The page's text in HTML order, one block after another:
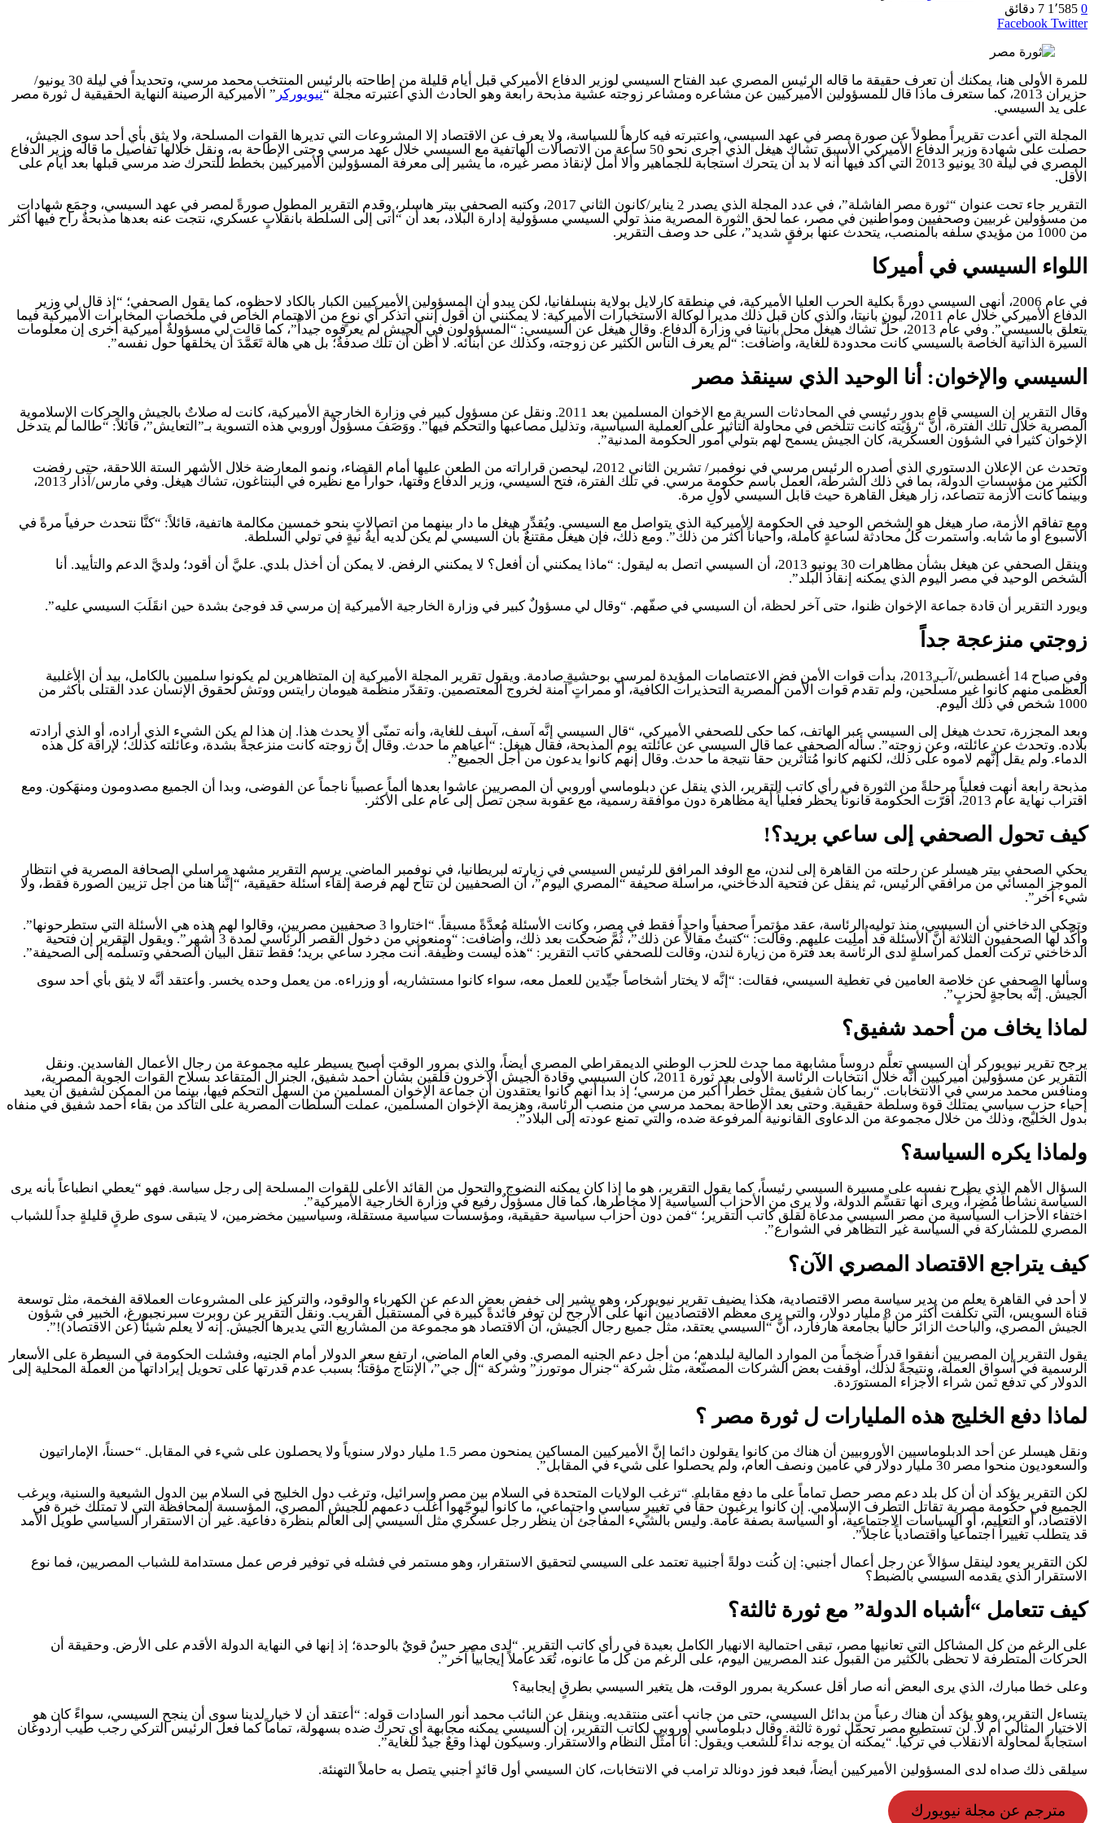
0
7 دقائق
Facebook Twitter
Google+
LinkedIn
مشاركة
البريد
طباعة
للمرة الأولى هنا، يمكنك أن تعرف حقيقة ما قاله الرئيس المصري عبد الفتاح السيسي لوزير الدفاع الأميركي قبل أيام قليلة من إطاحته بالرئيس المنتخب محمد مرسي، وتحديداً في ليلة 30 يونيو/
حزيران 2013، كما ستعرف ماذا قال للمسؤولين الأميركيين عن مشاعره ومشاعر زوجته عشية مذبحة رابعة وهو الحادث الذي اعتبرته مجلة “
نيويوركر ” الأميركية الرصينة النهاية الحقيقية ل ثورة مصر
على يد السيسي.
المجلة التي أعدت تقريراً مطولاً عن صورة مصر في عهد السيسي، واعتبرته فيه كارهاً للسياسة، ولا يعرف عن الاقتصاد إلا المشروعات التي تديرها القوات المسلحة، ولا يثق بأي أحد سوى الجيش،
حصلت على شهادة وزير الدفاع الأميركي الأسبق تشاك هيغل الذي أجرى نحو 50 ساعة من الاتصالات الهاتفية مع السيسي خلال عهد مرسي وحتى الإطاحة به، ونقل خلالها تفاصيل ما قاله وزير الدفاع
المصري في ليلة 30 يونيو 2013 التي أكد فيها أنه لا بد أن يتحرك استجابة للجماهير وألا أمل لإنقاذ مصر غيره، ما يشير إلى معرفة المسؤولين الأميركيين بخطط للتحرك ضد مرسي قبلها بعد أيام على
الأقل.
التقرير جاء تحت عنوان “ثورة مصر الفاشلة”، في عدد المجلة الذي يصدر 2 يناير/كانون الثاني 2017، وكتبه الصحفي بيتر هاسلر، وقدم التقرير المطول صورةً لمصر في عهد السيسي، وجمَع شهادات
من مسؤولين غربيين وصحفيين ومواطنين في مصر، عما لحق الثورة المصرية منذ تولي السيسي مسؤولية إدارة البلاد، بعد أن “أتى إلى السلطة بانقلابٍ عسكري، نتجت عنه بعدها مذبحةٌ راح فيها أكثر
من 1000 من مؤيدي سلفه بالمنصب، يتحدث عنها برفقٍ شديد”، على حد وصف التقرير.
اللواء السيسي في أميركا
في عام 2006، أنهى السيسي دورةً بكلية الحرب العليا الأميركية، في منطقة كارلايل بولاية بنسلفانيا، لكن يبدو أن المسؤولين الأميركيين الكبار بالكاد لاحظوه، كما يقول الصحفي؛ “إذ قال لي وزير
الدفاع الأميركي خلال عام 2011، ليون بانيتا، والذي كان قبل ذلك مديراً لوكالة الاستخبارات الأميركية: لا يمكنني أن أقول إنني أتذكر أي نوعٍ من الاهتمام الخاص في ملخصات المخابرات الأميركية فيما
يتعلق بالسيسي”. وفي عام 2013، حلَّ تشاك هيغل محل بانيتا في وزارة الدفاع. وقال هيغل عن السيسي: “المسؤولون في الجيش لم يعرفوه جيداً”، كما قالت لي مسؤولةٌ أميركية أخرى إن معلومات
السيرة الذاتية الخاصة بالسيسي كانت محدودة للغاية، وأضافت: “لم يعرف الناس الكثير عن زوجته، وكذلك عن أبنائه. لا أظن أن تلك صدفةٌ؛ بل هي هالة تَعَمَّدَ أن يخلقها حول نفسه”.
السيسي والإخوان: أنا الوحيد الذي سينقذ مصر
وقال التقرير إن السيسي قام بدورٍ رئيسي في المحادثات السرية مع الإخوان المسلمين بعد 2011. ونقل عن مسؤول كبير في وزارة الخارجية الأميركية، كانت له صلاتٌ بالجيش والحركات الإسلاموية
المصرية خلال تلك الفترة، أنَّ “رؤيته كانت تتلخص في محاولة التأثير على العملية السياسية، وتذليل مصاعبها والتحكم فيها”. ووَصَفَ مسؤولٌ أوروبي هذه التسوية بـ”التعايش”، قائلاً: “طالما لم يتدخل
الإخوان كثيراً في الشؤون العسكرية، كان الجيش يسمح لهم بتولي أمور الحكومة المدنية”.
وتحدث عن الإعلان الدستوري الذي أصدره الرئيس مرسي في نوفمبر/ تشرين الثاني 2012، ليحصن قراراته من الطعن عليها أمام القضاء، ونمو المعارضة خلال الأشهر الستة اللاحقة، حتى رفضت
الكثير من مؤسساتِ الدولة، بما في ذلك الشرطة، العمل باسم حكومة مرسي. في تلك الفترة، فتح السيسي، وزير الدفاع وقتها، حواراً مع نظيره في البنتاغون، تشاك هيغل. وفي مارس/آذار 2013،
وبينما كانت الأزمة تتصاعد، زار هيغل القاهرة حيث قابل السيسي لأولِ مرة.
ومع تفاقم الأزمة، صار هيغل هو الشخص الوحيد في الحكومة الأميركية الذي يتواصل مع السيسي. ويُقدِّر هيغل ما دار بينهما من اتصالاتٍ بنحو خمسين مكالمة هاتفية، قائلاً: “كنَّا نتحدث حرفياً مرةً في
الأسبوع أو ما شابه. واستمرت كلُ محادثة لساعةٍ كاملة، وأحياناً أكثر من ذلك”. ومع ذلك، فإن هيغل مقتنعٌ بأن السيسي لم يكن لديه أيةُ نيةٍ في تولي السلطة.
وينقل الصحفي عن هيغل بشأن مظاهرات 30 يونيو 2013، أن السيسي اتصل به ليقول: “ماذا يمكنني أن أفعل؟ لا يمكنني الرفض. لا يمكن أن أخذل بلدي. عليَّ أن أقود؛ ولديَّ الدعم والتأييد. أنا
الشخص الوحيد في مصر اليوم الذي يمكنه إنقاذ البلد”.
ويورد التقرير أن قادة جماعة الإخوان ظنوا، حتى آخر لحظة، أن السيسي في صفّهم. “وقال لي مسؤولٌ كبير في وزارة الخارجية الأميركية إن مرسي قد فوجئ بشدة حين انقَلَبَ السيسي عليه”.
زوجتي منزعجة جداً
وفي صباح 14 أغسطس/آب 2013، بدأت قوات الأمن فض الاعتصامات المؤيدة لمرسي بوحشيةٍ صادمة. ويقول تقرير المجلة الأميركية إن المتظاهرين لم يكونوا سلميين بالكامل، بيد أن الأغلبية
العظمى منهم كانوا غير مسلّحين، ولم تقدم قوات الأمن المصرية التحذيرات الكافية، أو ممراتٍ آمنة لخروج المعتصمين. وتقدّر منظمة هيومان رايتس ووتش لحقوق الإنسان عدد القتلى بأكثر من
1000 شخص في ذلك اليوم.
وبعد المجزرة، تحدث هيغل إلى السيسي عبر الهاتف، كما حكى للصحفي الأميركي، “قال السيسي إنَّه آسف، آسف للغاية، وأنه تمنّى ألا يحدث هذا. إن هذا لم يكن الشيء الذي أراده، أو الذي أرادته
بلاده. وتحدث عن عائلته، وعن زوجته”. سأله الصحفي عما قال السيسي عن عائلته يوم المذبحة، فقال هيغل: “أعياهم ما حدث. وقال إنَّ زوجته كانت منزعجةً بشدة، وعائلته كذلك؛ لإراقة كل هذه
الدماء. ولم يقل إنَّهم لاموه على ذلك، لكنهم كانوا مُتأثرين حقاً نتيجة ما حدث. وقال إنهم كانوا يدعون من أجل الجميع”.
مذبحة رابعة أنهت فعلياً مرحلةً من الثورة في رأي كاتب التقرير، الذي ينقل عن دبلوماسي أوروبي أن المصريين عاشوا بعدها ألماً عصبياً ناجماً عن الفوضى، وبدا أن الجميع مصدومون ومنهَكون. ومع
اقتراب نهاية عام 2013، أقرّت الحكومة قانوناً يحظر فعلياً أية مظاهرة دون موافقة رسمية، مع عقوبة سجن تصل إلى عام على الأكثر.
كيف تحول الصحفي إلى ساعي بريد؟!
يحكي الصحفي بيتر هيسلر عن رحلته من القاهرة إلى لندن، مع الوفد المرافق للرئيس السيسي في زيارته لبريطانيا، في نوفمبر الماضي. يرسم التقرير مشهد مراسلي الصحافة المصرية في انتظار
الموجز المسائي من مرافقي الرئيس، ثم ينقل عن فتحية الدخاخني، مراسلة صحيفة “المصري اليوم”، أن الصحفيين لن تتاح لهم فرصة إلقاء أسئلة حقيقية، “إنَّنا هنا من أجل تزيين الصورة فقط، ولا
شيء آخر”.
وتحكي الدخاخني أن السيسي، منذ توليه الرئاسة، عقد مؤتمراً صحفياً واحداً فقط في مصر، وكانت الأسئلة مُعدَّةً مسبقاً. “اختاروا 3 صحفيين مصريين، وقالوا لهم هذه هي الأسئلة التي ستطرحونها”.
وأكَّد لها الصحفيون الثلاثة أنَّ الأسئلة قد أُملِيت عليهم. وقالت: “كتبتُ مقالاً عن ذلك”، ثُمَّ ضحكت بعد ذلك، وأضافت: “ومنعوني من دخول القصر الرئاسي لمدة 3 أشهر”. ويقول التقرير إن فتحية
الدخاخني تركت العمل كمراسلةٍ لدى الرئاسة بعد فترة من زيارة لندن، وقالت للصحفي كاتب التقرير: “هذه ليست وظيفة. أنت مجرد ساعي بريد؛ فقط تنقل البيان الصحفي وتسلِّمه إلى الصحيفة”.
وسألها الصحفي عن خلاصة العامين في تغطية السيسي، فقالت: “إنَّه لا يختار أشخاصاً جيِّدين للعمل معه، سواء كانوا مستشاريه، أو وزراءه. من يعمل وحده يخسر. وأعتقد أنَّه لا يثق بأي أحد سوى
الجيش. إنَّه بحاجةٍ لحزبٍ”.
لماذا يخاف من أحمد شفيق؟
يرجح تقرير نيويوركر أن السيسي تعلَّم دروساً مشابهة مما حدث للحزب الوطني الديمقراطي المصري أيضاً، والذي بمرور الوقت أصبح يسيطر عليه مجموعة من رجال الأعمال الفاسدين. ونقل
التقرير عن مسؤولين أميركيين أنَّه خلال انتخابات الرئاسة الأولى بعد ثورة 2011، كان السيسي وقادة الجيش الآخرون قلقين بشأن أحمد شفيق، الجنرال المتقاعد بسلاح القوات الجوية المصرية،
ومنافس محمد مرسي في الانتخابات. “ربما كان شفيق يمثل خطراً أكبر من مرسي؛ إذ بدا أنهم كانوا يعتقدون أن جماعة الإخوان المسلمين من السهل التحكم فيها، بينما من الممكن لشفيق أن يعيد
إحياء حزبٍ سياسي يمتلك قوة وسلطة حقيقية. وحتى بعد الإطاحة بمحمد مرسي من منصب الرئاسة، وهزيمة الإخوان المسلمين، عملت السلطات المصرية على التأكد من بقاء أحمد شفيق في منفاه
بدول الخليج، وذلك من خلال مجموعة من الدعاوى القانونية المرفوعة ضده، والتي تمنع عودته إلى البلاد”.
ولماذا يكره السياسة؟
السؤال الأهم الذي يطرح نفسه على مسيرة السيسي رئيساً، كما يقول التقرير، هو ما إذا كان يمكنه النضوج والتحول من القائد الأعلى للقوات المسلحة إلى رجل سياسة. فهو “يعطي انطباعاً بأنه يرى
السياسة نشاطاً مُضِراً، ويرى أنها تقسِّم الدولة، ولا يرى من الأحزاب السياسية إلا مخاطرها، كما قال مسؤولٌ رفيع في وزارة الخارجية الأميركية”.
اختفاء الأحزاب السياسية من مصر السيسي مدعاة لقلق كاتب التقرير؛ “فمن دون أحزاب سياسية حقيقية، ومؤسسات سياسية مستقلة، وسياسيين مخضرمين، لا يتبقى سوى طرقٍ قليلةٍ جداً للشباب
المصري للمشاركة في السياسة غير التظاهر في الشوارع”.
كيف يتراجع الاقتصاد المصري الآن؟
لا أحد في القاهرة يعلم من يدير سياسة مصر الاقتصادية، هكذا يضيف تقرير نيويوركر، وهو يشير إلى خفض بعض الدعم عن الكهرباء والوقود، والتركيز على المشروعات العملاقة الفخمة، مثل توسعة
قناة السويس، التي تكلفت أكثر من 8 مليار دولار، والتي يرى معظم الاقتصاديين أنها على الأرجح لن توفر فائدةً كبيرة في المستقبل القريب. ونقل التقرير عن روبرت سبرنجبورغ، الخبير في شؤون
الجيش المصري، والباحث الزائر حالياً بجامعة هارفارد، أنَّ “السيسي يعتقد، مثل جميع رجال الجيش، أن الاقتصاد هو مجموعة من المشاريع التي يديرها الجيش. إنه لا يعلم شيئاً (عن الاقتصاد)!”.
يقول التقرير إن المصريين أنفقوا قدراً ضخماً من الموارد المالية لبلدهم؛ من أجل دعم الجنيه المصري. وفي العام الماضي، ارتفع سعر الدولار أمام الجنيه، وفشلت الحكومة في السيطرة على الأسعار
الرسمية في أسواق العملة، ونتيجةً لذلك، أوقفت بعض الشركات المصنّعة، مثل شركة “جنرال موتورز” وشركة “إل جي”، الإنتاج مؤقتاً؛ بسبب عدم قدرتها على تحويل إيراداتها من العملة المحلية إلى
الدولار كي تدفع ثمن شراء الأجزاء المستورَدة.
لماذا دفع الخليج هذه المليارات ل ثورة مصر ؟
ونقل هيسلر عن أحد الدبلوماسيين الأوروبيين أن هناك من كانوا يقولون دائما إنَّ الأميركيين المساكين يمنحون مصر 1.5 مليار دولار سنوياً ولا يحصلون على شيء في المقابل. “حسناً، الإماراتيون
والسعوديون منحوا مصر 30 مليار دولار في عامين ونصف العام، ولم يحصلوا على شيء في المقابل”.
لكن التقرير يؤكد أن أن كل بلد دعم مصر حصل تماماً على ما دفع مقابله. “ترغب الولايات المتحدة في السلام بين مصر وإسرائيل، وترغب دول الخليج في السلام بين الدول الشيعية والسنية، ويرغب
الجميع في حكومة مصرية تقاتل التطرف الإسلامي. إن كانوا يرغبون حقاً في تغييرٍ سياسي واجتماعي، ما كانوا ليوجّهوا أغلب دعمهم للجيش المصري، المؤسسة المحافظة التي لا تمتلك خبرة في
الاقتصاد، أو التعليم، أو السياسات الاجتماعية، أو السياسة بصفة عامة. وليس بالشيء المفاجئ أن ينظر رجل عسكري مثل السيسي إلى العالم بنظرة دفاعية. غير أن الاستقرار السياسي طويل الأمد
قد يتطلب تغييراً اجتماعياً واقتصادياً عاجلاً”.
لكن التقرير يعود لينقل سؤالاً عن رجل أعمال أجنبي: إن كُنت دولةً أجنبية تعتمد على السيسي لتحقيق الاستقرار، وهو مستمر في فشله في توفير فرص عمل مستدامة للشباب المصريين، فما نوع
الاستقرار الذي يقدمه السيسي بالضبط؟
كيف تتعامل “أشباه الدولة” مع ثورة ثالثة؟
على الرغم من كل المشاكل التي تعانيها مصر، تبقى احتمالية الانهيار الكامل بعيدة في رأي كاتب التقرير. “لدى مصر حسٌ قويٌ بالوحدة؛ إذ إنها في النهاية الدولة الأقدم على الأرض. وحقيقة أن
الحركات المتطرفة لا تحظى بالكثير من القبول عند المصريين اليوم، على الرغم من كل ما عانوه، تُعَد عاملاً إيجابياً آخر”.
وعلى خطا مبارك، الذي يرى البعض أنه صار أقل عسكرية بمرور الوقت، هل يتغير السيسي بطرقٍ إيجابية؟
يتساءل التقرير، وهو يؤكد أن هناك رعباً من بدائل السيسي، حتى من جانب أعتى منتقديه. وينقل عن النائب محمد أنور السادات قوله: “أعتقد أن لا خيار لدينا سوى أن ينجح السيسي، سواءً كان هو
الاختيار المثالي أم لا. لن تستطيع مصر تحمّل ثورة ثالثة. وقال دبلوماسي أوروبي لكاتب التقرير، إن السيسي يمكنه مجابهة أي تحرك ضده بسهولة، تماماً كما فعل الرئيس التركي رجب طيب أردوغان
استجابةً لمحاولة الانقلاب في تركيا. “يمكنه أن يوجه نداءً للشعب ويقول: أنا أمثّل النظام والاستقرار. وسيكون لهذا وقعٌ جيدٌ للغاية”.
سيلقى ذلك صداه لدى المسؤولين الأميركيين أيضاً، فبعد فوز دونالد ترامب في الانتخابات، كان السيسي أول قائدٍ أجنبي يتصل به حاملاً التهنئة.
مترجم عن مجلة نيويورك